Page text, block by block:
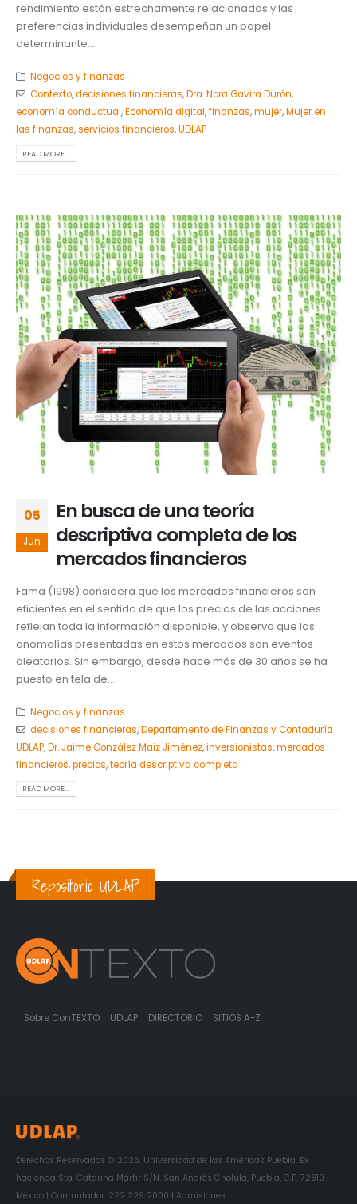
rendimiento están estrechamente relacionados y las
preferencias individuales desempeñan un papel
determinante...
Negocios y finanzas
Contexto,decisiones financieras,Dra. Nora Gavira Durón,
economía conductual,Economía digital,finanzas,mujer,Mujer en
las finanzas,servicios financieros,UDLAP
READ MORE...
05
Jun
En busca de una teoría
descriptiva completa de los
mercados financieros
Fama (1998) considera que los mercados financieros son
eficientes en el sentido de que los precios de las acciones
reflejan toda la información disponible, y observa que las
anomalías presentadas en estos mercados son eventos
aleatorios. Sin embargo, desde hace más de 30 años se ha
puesto en tela de...
Negocios y finanzas
decisiones financieras,Departamento de Finanzas y Contaduría
UDLAP,Dr. Jaime González Maiz Jiménez,inversionistas,mercados
financieros,precios,teoría descriptiva completa
READ MORE...
Repositorio UDLAP
Sobre ConTEXTO UDLAP DIRECTORIO SITIOS A-Z
Derechos Reservados © 2026. Universidad de las Américas Puebla. Ex
hacienda Sta. Catarina Mártir S/N. San Andrés Cholula, Puebla. C.P. 72810.
México | Conmutador: 222 229 2000 | Admisiones: